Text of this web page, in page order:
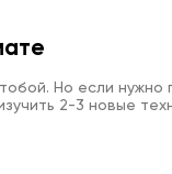
Но если нужно
2-3 новые